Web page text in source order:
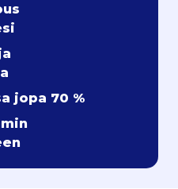
jopa 70 %